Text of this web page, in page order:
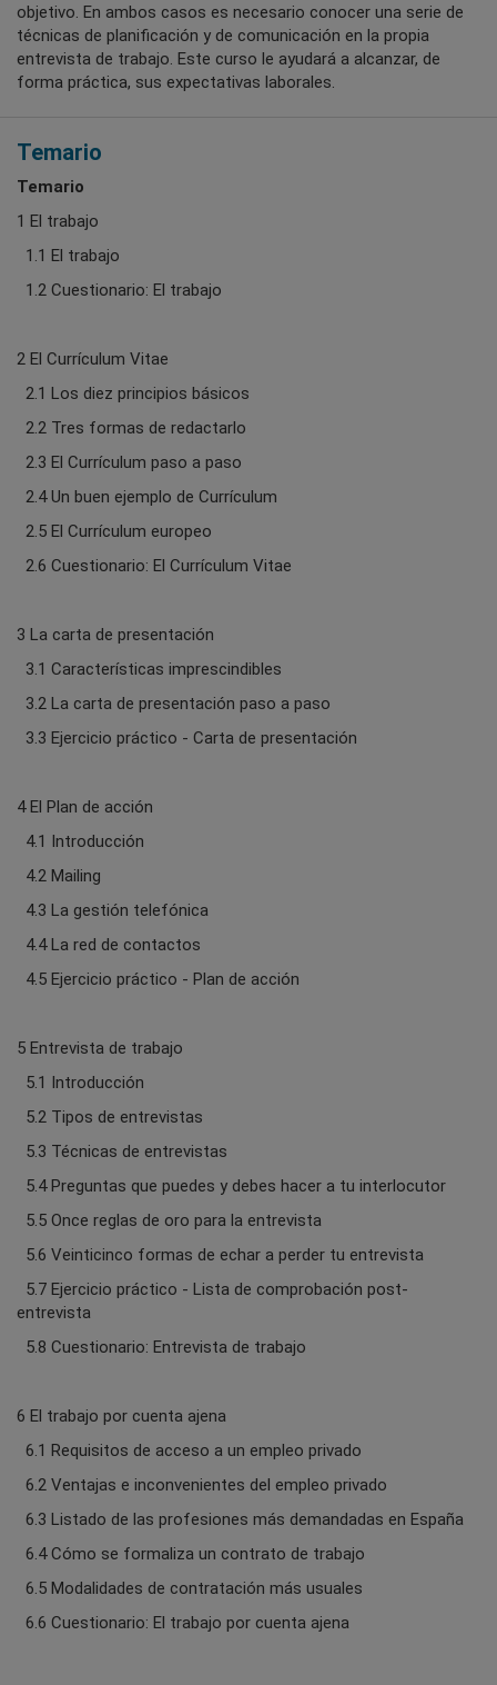
objetivo. En ambos casos es necesario conocer una serie de
técnicas de planificación y de comunicación en la propia
entrevista de trabajo. Este curso le ayudará a alcanzar, de
forma práctica, sus expectativas laborales.
Temario
Temario
1 El trabajo
1.1 El trabajo
1.2 Cuestionario: El trabajo
2 El Currículum Vitae
2.1 Los diez principios básicos
2.2 Tres formas de redactarlo
2.3 El Currículum paso a paso
2.4 Un buen ejemplo de Currículum
2.5 El Currículum europeo
2.6 Cuestionario: El Currículum Vitae
3 La carta de presentación
3.1 Características imprescindibles
3.2 La carta de presentación paso a paso
3.3 Ejercicio práctico - Carta de presentación
4 El Plan de acción
4.1 Introducción
4.2 Mailing
4.3 La gestión telefónica
4.4 La red de contactos
4.5 Ejercicio práctico - Plan de acción
5 Entrevista de trabajo
5.1 Introducción
5.2 Tipos de entrevistas
5.3 Técnicas de entrevistas
5.4 Preguntas que puedes y debes hacer a tu interlocutor
5.5 Once reglas de oro para la entrevista
5.6 Veinticinco formas de echar a perder tu entrevista
5.7 Ejercicio práctico - Lista de comprobación post-
entrevista
5.8 Cuestionario: Entrevista de trabajo
6 El trabajo por cuenta ajena
6.1 Requisitos de acceso a un empleo privado
6.2 Ventajas e inconvenientes del empleo privado
6.3 Listado de las profesiones más demandadas en España
6.4 Cómo se formaliza un contrato de trabajo
6.5 Modalidades de contratación más usuales
6.6 Cuestionario: El trabajo por cuenta ajena